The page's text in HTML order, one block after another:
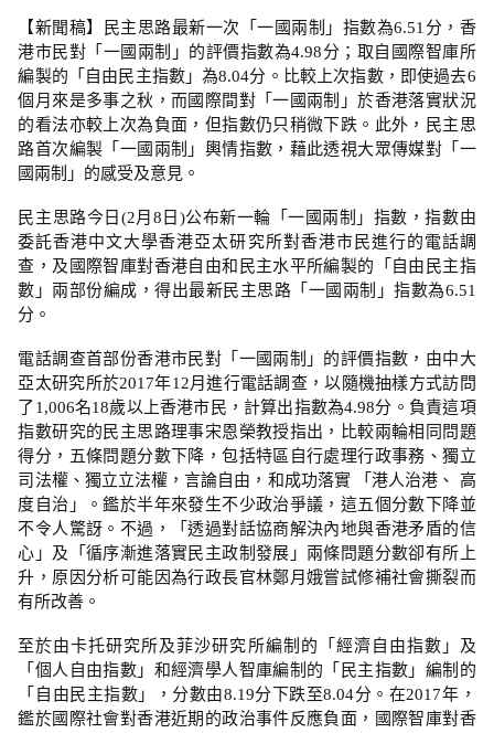
【新聞稿】民主思路最新一次「一國兩制」指數為6.51分，香
港市民對「一國兩制」的評價指數為4.98分；取自國際智庫所
編製的「自由民主指數」為8.04分。比較上次指數，即使過去6
個月來是多事之秋，而國際間對「一國兩制」於香港落實狀況
的看法亦較上次為負面，但指數仍只稍微下跌。此外，民主思
路首次編製「一國兩制」輿情指數，藉此透視大眾傳媒對「一
國兩制」的感受及意見。
民主思路今日(2月8日)公布新一輪「一國兩制」指數，指數由
委託香港中文大學香港亞太研究所對香港市民進行的電話調
查，及國際智庫對香港自由和民主水平所編製的「自由民主指
數」兩部份編成，得出最新民主思路「一國兩制」指數為6.51
分。
電話調查首部份香港市民對「一國兩制」的評價指數，由中大
亞太研究所於2017年12月進行電話調查，以隨機抽樣方式訪問
了1,006名18歲以上香港市民，計算出指數為4.98分。負責這項
指數研究的民主思路理事宋恩榮教授指出，比較兩輪相同問題
得分，五條問題分數下降，包括特區自行處理行政事務、獨立
司法權、獨立立法權，言論自由，和成功落實 「港人治港、 高
度自治」。鑑於半年來發生不少政治爭議，這五個分數下降並
不令人驚訝。不過，「透過對話協商解決內地與香港矛盾的信
心」及「循序漸進落實民主政制發展」兩條問題分數卻有所上
升，原因分析可能因為行政長官林鄭月娥嘗試修補社會撕裂而
有所改善。
至於由卡托研究所及菲沙研究所編制的「經濟自由指數」及
「個人自由指數」和經濟學人智庫編制的「民主指數」編制的
「自由民主指數」，分數由8.19分下跌至8.04分。在2017年，
鑑於國際社會對香港近期的政治事件反應負面，國際智庫對香